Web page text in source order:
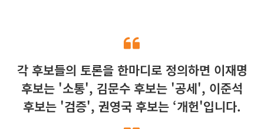
각 후보들의 토론을 한마디로 정의하면 이재명
후보는 '소통', 김문수 후보는 '공세', 이준석
후보는 '검증', 권영국 후보는 ‘개헌'입니다.